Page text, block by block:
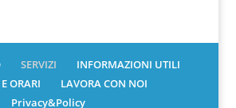
SERVIZI
INFORMAZIONI UTILI
ORARI
LAVORA CON NOI
Privacy&Policy